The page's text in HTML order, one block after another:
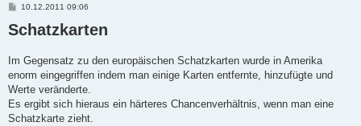
B
i
t
g
10.12.2011 09:06
Schatzkarten
Im Gegensatz zu den europäischen Schatzkarten wurde in Amerika
enorm eingegriffen indem man einige Karten entfernte, hinzufügte und
Werte veränderte.
Es ergibt sich hieraus ein härteres Chancenverhältnis, wenn man eine
Schatzkarte zieht.